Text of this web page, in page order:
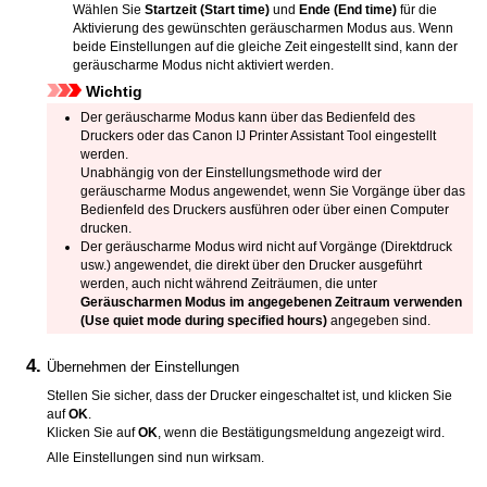
Wählen Sie Startzeit (Start time)und Ende (End time)für die
Aktivierung des gewünschten geräuscharmen Modus aus. Wenn
beide Einstellungen auf die gleiche Zeit eingestellt sind, kann der
geräuscharme Modus nicht aktiviert werden.
Wichtig
Der geräuscharme Modus kann über das Bedienfeld des
Druckersoder das Canon IJ Printer Assistant Tool eingestellt
werden.
Unabhängig von der Einstellungsmethode wird der
geräuscharme Modus angewendet, wenn Sie Vorgänge über das
Bedienfeld des Druckersausführen oder über einen Computer
drucken.
Der geräuscharme Modus wird nicht auf Vorgänge (Direktdruck
usw.) angewendet, die direkt über den Drucker ausgeführt
werden, auch nicht während Zeiträumen, die unter
Geräuscharmen Modus im angegebenen Zeitraum verwenden
(Use quiet mode during specified hours)angegeben sind.
Übernehmen der Einstellungen
Stellen Sie sicher, dass der Drucker eingeschaltet ist, und klicken Sie
aufOK
Klicken Sie aufOK , wenn die Bestätigungsmeldung angezeigt wird.
Alle Einstellungen sind nun wirksam.